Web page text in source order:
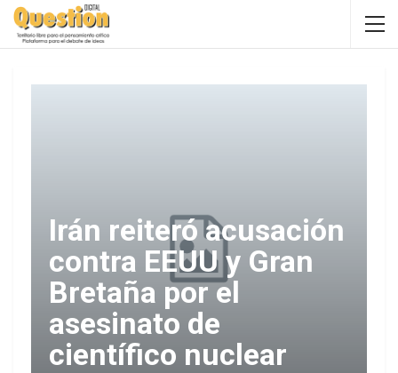
Irán reiteró acusación
contra EEUU y Gran
Bretaña por el
asesinato de
científico nuclear